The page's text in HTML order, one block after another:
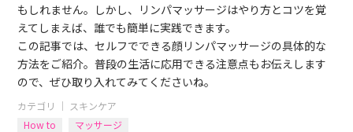
もしれません。しかし、リンパマッサージはやり方とコツを覚
えてしまえば、誰でも簡単に実践できます。
この記事では、セルフでできる顔リンパマッサージの具体的な
方法をご紹介。普段の生活に応用できる注意点もお伝えします
ので、ぜひ取り入れてみてくださいね。
カテゴリ ｜ スキンケア
How to
マッサージ